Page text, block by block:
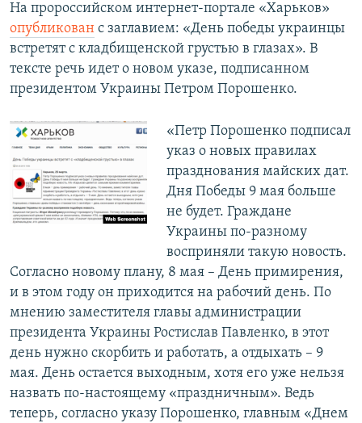
На пророссийском интернет-портале «Харьков»
опубликован с заглавием: «День победы украинцы
встретят с кладбищенской грустью в глазах». В
тексте речь идет о новом указе, подписанном
президентом Украины Петром Порошенко.
«Петр Порошенко подписал
указ о новых правилах
празднования майских дат.
Дня Победы 9 мая больше
не будет. Граждане
Украины по-разному
восприняли такую новость.
Согласно новому плану, 8 мая – День примирения,
и в этом году он приходится на рабочий день. По
мнению заместителя главы администрации
президента Украины Ростислав Павленко, в этот
день нужно скорбить и работать, а отдыхать – 9
мая. День остается выходным, хотя его уже нельзя
назвать по-настоящему «праздничным». Ведь
теперь, согласно указу Порошенко, главным «Днем